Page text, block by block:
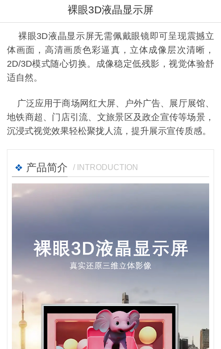
裸眼3D液晶显示屏
裸眼3D液晶显示屏无需佩戴眼镜即可呈现震撼立
体画面，高清画质色彩逼真，立体成像层次清晰，
2D/3D模式随心切换。成像稳定低残影，视觉体验舒
适自然。
广泛应用于商场网红大屏、户外广告、展厅展馆、
地铁商超、门店引流、文旅景区及政企宣传等场景，
沉浸式视觉效果轻松聚拢人流，提升展示宣传质感。
产品简介 / INTRODUCTION